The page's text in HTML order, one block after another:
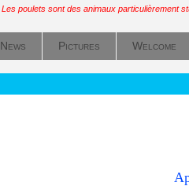
Les poulets sont des animaux particulièrement
News Pictures Welcome